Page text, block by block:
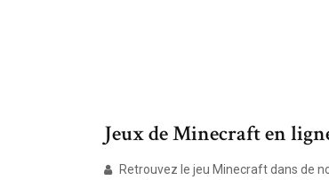
Jeux de Minecraft en
Retrouvez le jeu Minecraft dans de